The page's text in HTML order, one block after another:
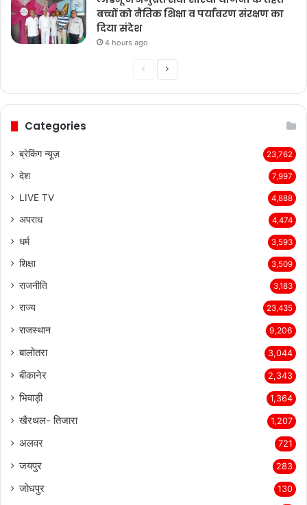
लाडनूं में अणुव्रत सेवा सारथी योजना के तहत
बच्चों को नैतिक शिक्षा व पर्यावरण संरक्षण का
दिया संदेश
4 hours ago
page page
Categories
ब्रेकिंग न्यूज़ 23,762
देश 7,997
4,888
4,474
3,593
3,509
3,183
23,435
राजस्थान 9,206
बालोतरा 3,044
बीकानेर 2,343
भिवाड़ी 1,364
खैरथल- तिजारा 1,207
अलवर 721
जयपुर 283
जोधपुर 130